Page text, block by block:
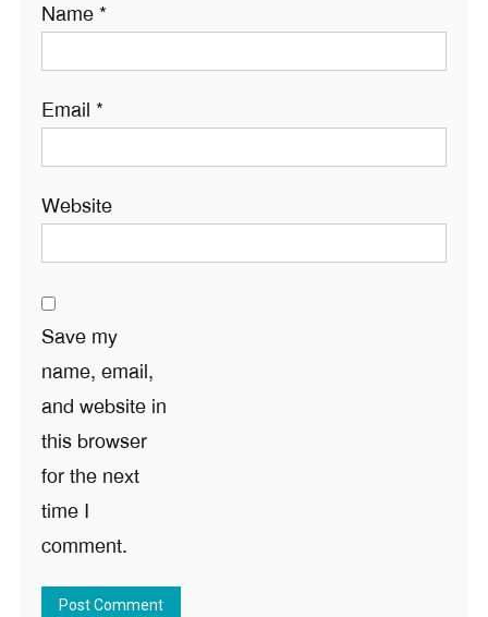
Name *
Email *
Website
Save my
name, email,
and website in
this browser
for the next
time I
comment.